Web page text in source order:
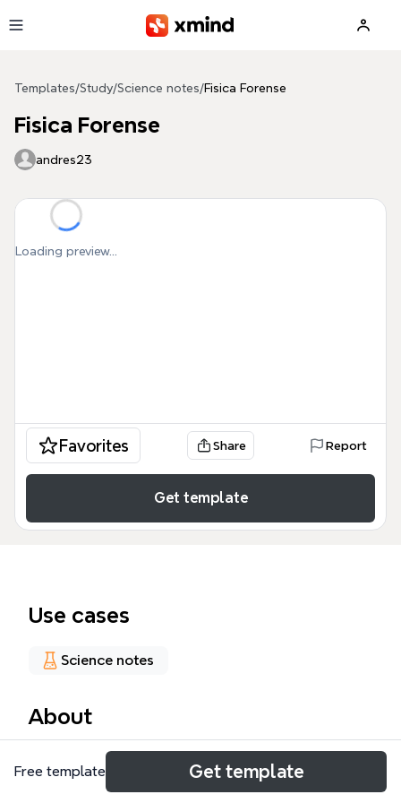
Templates/Study/Science notes/Fisica Forense
Fisica Forense
andres23
Loading preview...
Favorites Share Report
Get template
Use cases
Science notes
About
La plantilla de mapa mental 'Fisica Forense' de
Xmind es una guía visual de 74 nodos que cubre los
Free template Get template